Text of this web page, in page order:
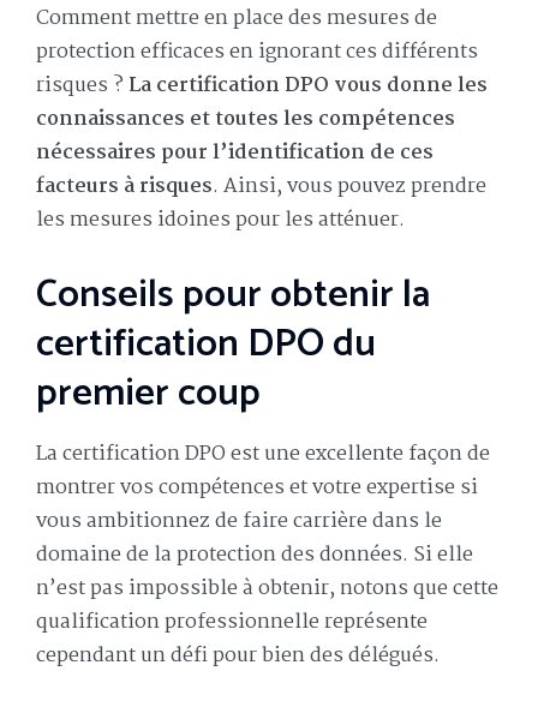
Comment mettre en place des mesures de
protection efficaces en ignorant ces différents
risques ? La certification DPO vous donne les
connaissances et toutes les compétences
nécessaires pour l’identification de ces
facteurs à risques. Ainsi, vous pouvez prendre
les mesures idoines pour les atténuer.
Conseils pour obtenir la
certification DPO du
premier coup
La certification DPO est une excellente façon de
montrer vos compétences et votre expertise si
vous ambitionnez de faire carrière dans le
domaine de la protection des données. Si elle
n’est pas impossible à obtenir, notons que cette
qualification professionnelle représente
cependant un défi pour bien des délégués.